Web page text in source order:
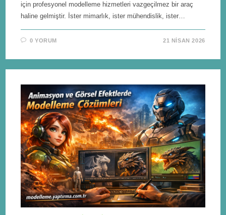
için profesyonel modelleme hizmetleri vazgeçilmez bir araç
haline gelmiştir. İster mimarlık, ister mühendislik, ister…
0 YORUM 21 NISAN 2026